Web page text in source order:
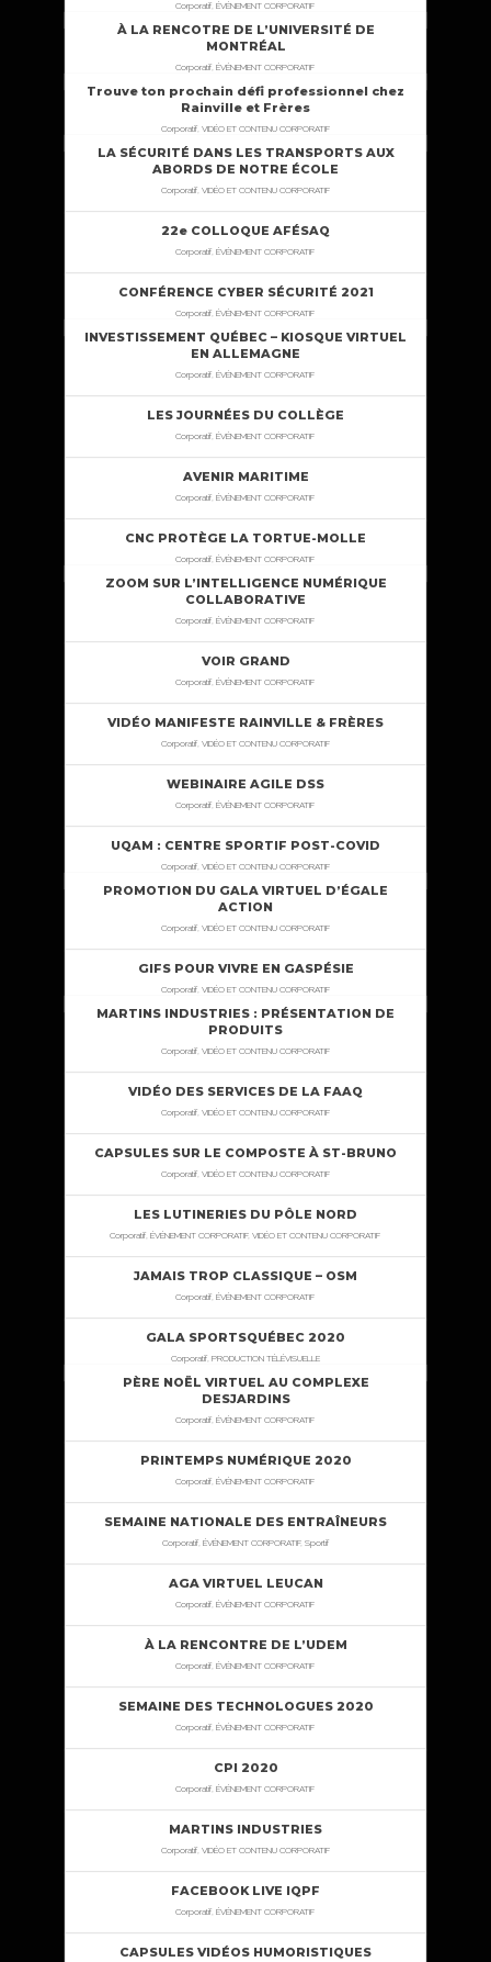
Corporatif, ÉVÉNEMENT CORPORATIF
À LA RENCOTRE DE L’UNIVERSITÉ DE
MONTRÉAL
Corporatif, ÉVÉNEMENT CORPORATIF
Trouve ton prochain défi professionnel chez
Rainville et Frères
Corporatif, VIDÉO ET CONTENU CORPORATIF
LA SÉCURITÉ DANS LES TRANSPORTS AUX
ABORDS DE NOTRE ÉCOLE
Corporatif, VIDÉO ET CONTENU CORPORATIF
22e COLLOQUE AFÉSAQ
Corporatif, ÉVÉNEMENT CORPORATIF
CONFÉRENCE CYBER SÉCURITÉ 2021
Corporatif, ÉVÉNEMENT CORPORATIF
INVESTISSEMENT QUÉBEC – KIOSQUE VIRTUEL
EN ALLEMAGNE
Corporatif, ÉVÉNEMENT CORPORATIF
LES JOURNÉES DU COLLÈGE
Corporatif, ÉVÉNEMENT CORPORATIF
AVENIR MARITIME
Corporatif, ÉVÉNEMENT CORPORATIF
CNC PROTÈGE LA TORTUE-MOLLE
Corporatif, ÉVÉNEMENT CORPORATIF
ZOOM SUR L’INTELLIGENCE NUMÉRIQUE
COLLABORATIVE
Corporatif, ÉVÉNEMENT CORPORATIF
VOIR GRAND
Corporatif, ÉVÉNEMENT CORPORATIF
VIDÉO MANIFESTE RAINVILLE & FRÈRES
Corporatif, VIDÉO ET CONTENU CORPORATIF
WEBINAIRE AGILE DSS
Corporatif, ÉVÉNEMENT CORPORATIF
UQAM : CENTRE SPORTIF POST-COVID
Corporatif, VIDÉO ET CONTENU CORPORATIF
PROMOTION DU GALA VIRTUEL D’ÉGALE
ACTION
Corporatif, VIDÉO ET CONTENU CORPORATIF
GIFS POUR VIVRE EN GASPÉSIE
Corporatif, VIDÉO ET CONTENU CORPORATIF
MARTINS INDUSTRIES : PRÉSENTATION DE
PRODUITS
Corporatif, VIDÉO ET CONTENU CORPORATIF
VIDÉO DES SERVICES DE LA FAAQ
Corporatif, VIDÉO ET CONTENU CORPORATIF
CAPSULES SUR LE COMPOSTE À ST-BRUNO
Corporatif, VIDÉO ET CONTENU CORPORATIF
LES LUTINERIES DU PÔLE NORD
Corporatif, ÉVÉNEMENT CORPORATIF, VIDÉO ET CONTENU CORPORATIF
JAMAIS TROP CLASSIQUE – OSM
Corporatif, ÉVÉNEMENT CORPORATIF
GALA SPORTSQUÉBEC 2020
Corporatif, PRODUCTION TÉLÉVISUELLE
PÈRE NOËL VIRTUEL AU COMPLEXE
DESJARDINS
Corporatif, ÉVÉNEMENT CORPORATIF
PRINTEMPS NUMÉRIQUE 2020
Corporatif, ÉVÉNEMENT CORPORATIF
SEMAINE NATIONALE DES ENTRAÎNEURS
Corporatif, ÉVÉNEMENT CORPORATIF, Sportif
AGA VIRTUEL LEUCAN
Corporatif, ÉVÉNEMENT CORPORATIF
À LA RENCONTRE DE L’UDEM
Corporatif, ÉVÉNEMENT CORPORATIF
SEMAINE DES TECHNOLOGUES 2020
Corporatif, ÉVÉNEMENT CORPORATIF
CPI 2020
Corporatif, ÉVÉNEMENT CORPORATIF
MARTINS INDUSTRIES
Corporatif, VIDÉO ET CONTENU CORPORATIF
FACEBOOK LIVE IQPF
Corporatif, ÉVÉNEMENT CORPORATIF
CAPSULES VIDÉOS HUMORISTIQUES